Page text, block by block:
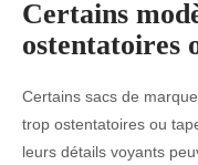
Certains
ostentatoires
Certains sacs de
trop ostentatoires ou
leurs détails voyants